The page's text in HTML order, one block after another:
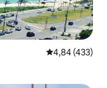
4,84 af 5 í
4,84 (433)